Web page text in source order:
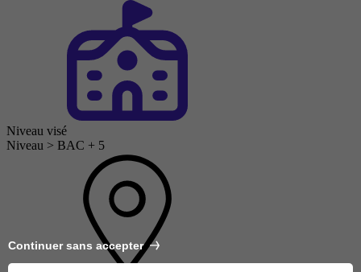
Niveau visé
Niveau > BAC + 5
Continuer sans accepter